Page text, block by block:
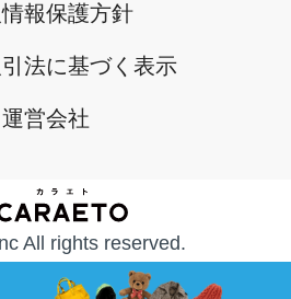
コラム
い合わせ
報保護方針
法に基づく表示
運営会社
All rights reserved.